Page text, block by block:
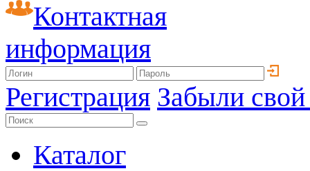
Контактная
информация
Регистрация Забыли
Каталог